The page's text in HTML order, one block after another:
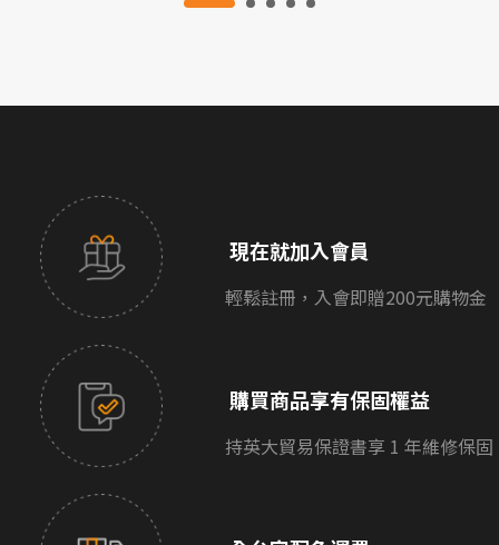
現在就加入會員
輕鬆註冊，入會即贈200元購物金
購買商品享有保固權益
持英大貿易保證書享 1 年維修保固